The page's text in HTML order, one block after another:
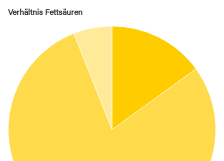
Verhältnis Fettsäuren